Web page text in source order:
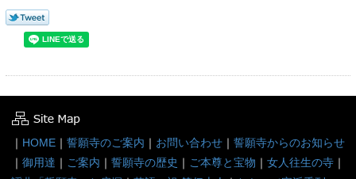
｜ HOME ｜ 誓願寺のご案内 ｜ お問い合わせ ｜ 誓願寺からのお知らせ
｜ 御用達 ｜ ご案内 ｜ 誓願寺の歴史 ｜ ご本尊と宝物 ｜ 女人往生の寺 ｜